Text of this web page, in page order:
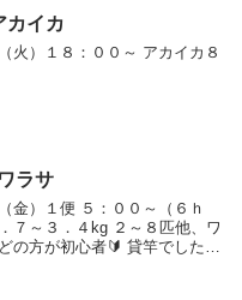
カイカ
火）１８：００～ アカイカ８
ラサ
金）１便 ５：００～（６ｈ
７～３．４kg ２～８匹他、ワ
の方が初心者🔰 貸竿でしたが